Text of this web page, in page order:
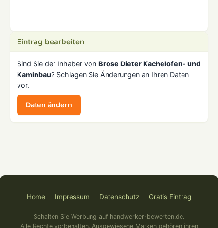
Eintrag bearbeiten
Sind Sie der Inhaber von Brose Dieter Kachelofen- und
Kaminbau? Schlagen Sie Änderungen an Ihren Daten
vor.
Daten ändern
Home Impressum Datenschutz Gratis Eintrag
Schalten Sie Werbung auf handwerker-bewerten.de.
Alle Rechte vorbehalten. Ausgewiesene Marken gehören ihren